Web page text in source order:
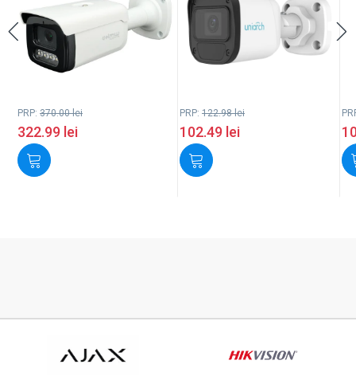
PRP: 370.00lei
322.99 lei
PRP: 122.98lei
102.49 lei